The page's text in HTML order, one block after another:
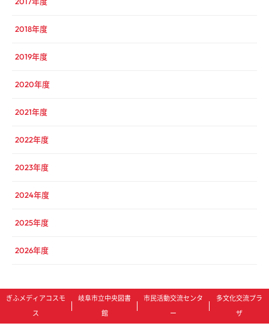
2018年度
2019年度
2020年度
2021年度
2022年度
2023年度
2024年度
2025年度
2026年度
ぎふメディアコスモ
ス
岐阜市立中央図書
館
市民活動交流センタ
ー
多文化交流プラ
ザ